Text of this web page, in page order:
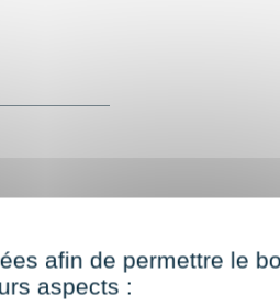
afin de permettre le
aspects :